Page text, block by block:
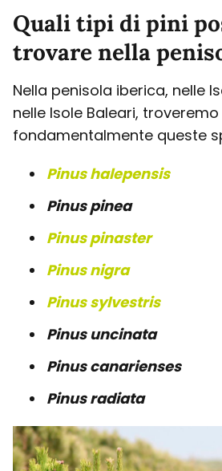
Quali tipi di pini
trovare nella
Nella penisola iberica, nelle
nelle Isole Baleari, troveremo
fondamentalmente queste
Pinus halepensis
Pinus pinea
Pinus pinaster
Pinus nigra
Pinus sylvestris
Pinus uncinata
Pinus canarienses
Pinus radiata